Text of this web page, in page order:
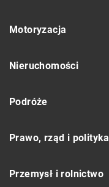
Motoryzacja
Nieruchomości
Podróże
Prawo, rząd i polityka
Przemysł i rolnictwo